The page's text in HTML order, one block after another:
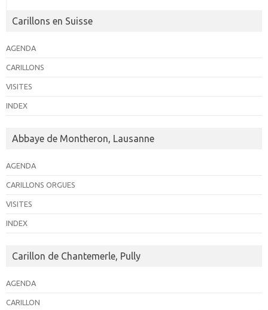
o
n
É
n
m
e
n
t
Carillons en Suisse
AGENDA
CARILLONS
VISITES
INDEX
Abbaye de Montheron, Lausanne
AGENDA
CARILLONS ORGUES
VISITES
INDEX
Carillon de Chantemerle, Pully
AGENDA
CARILLON